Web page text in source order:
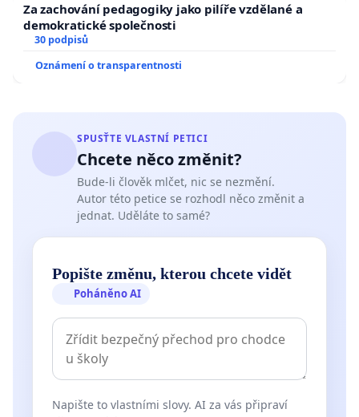
Za zachování pedagogiky jako pilíře vzdělané a
demokratické společnosti
30 podpisů
Oznámení o transparentnosti
SPUSŤTE VLASTNÍ PETICI
Chcete něco změnit?
Bude-li člověk mlčet, nic se nezmění.
Autor této petice se rozhodl něco změnit a
jednat. Uděláte to samé?
Popište změnu, kterou chcete vidět
Poháněno AI
Napište to vlastními slovy. AI za vás připraví